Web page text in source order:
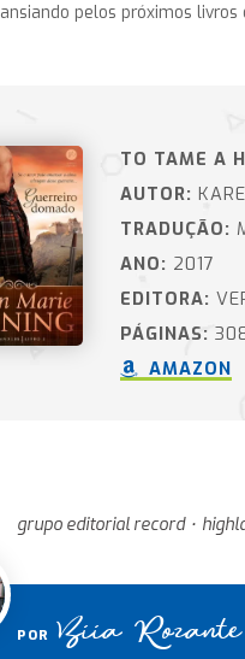
pelos próximos livros
TO TAME A
AUTOR:
TRADUÇÃO:
ANO: 2017
EDITORA:
PÁGINAS:
AMAZON
grupo editorial record •
POR Biia Rozante